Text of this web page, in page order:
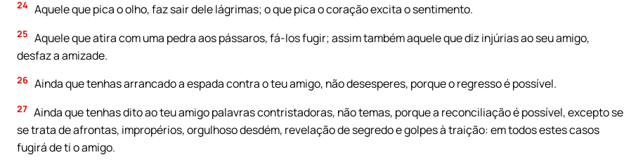
24 Aquele que pica o olho, faz sair dele lágrimas; o que pica o coração excita o sentimento.
25 Aquele que atira com uma pedra aos pássaros, fá-los fugir; assim também aquele que diz injúrias ao seu amigo,
desfaz a amizade.
26 Ainda que tenhas arrancado a espada contra o teu amigo, não desesperes, porque o regresso é possível.
27 Ainda que tenhas dito ao teu amigo palavras contristadoras, não temas, porque a reconciliação é possível, excepto se
se trata de afrontas, impropérios, orgulhoso desdém, revelação de segredo e golpes à traição: em todos estes casos
fugirá de ti o amigo.